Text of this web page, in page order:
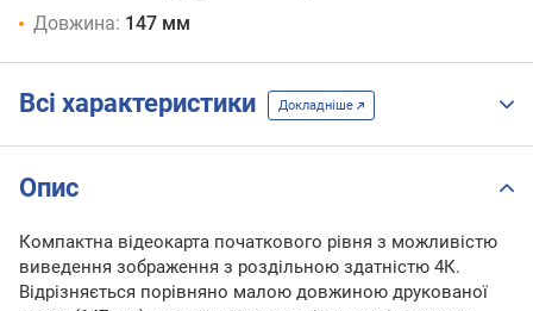
Довжина: 147 мм
Всі характеристики Докладніше
Опис
Компактна відеокарта початкового рівня з можливістю
виведення зображення з роздільною здатністю 4К.
Відрізняється порівняно малою довжиною друкованої